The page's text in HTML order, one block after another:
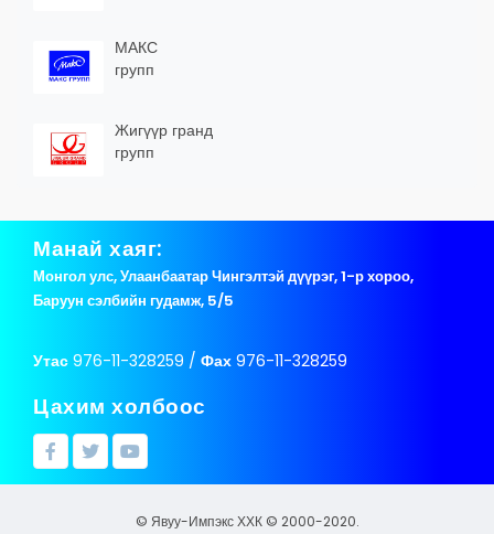
МАКС
групп
Жигүүр гранд
групп
Манай хаяг:
Монгол улс, Улаанбаатар Чингэлтэй дүүрэг, 1-р хороо,
Баруун сэлбийн гудамж, 5/5
Утас 976-11-328259 / Фах 976-11-328259
Цахим холбоос
© Явуу-Импэкс ХХК © 2000-2020.